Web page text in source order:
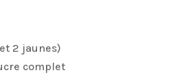
2 jaunes)
complet